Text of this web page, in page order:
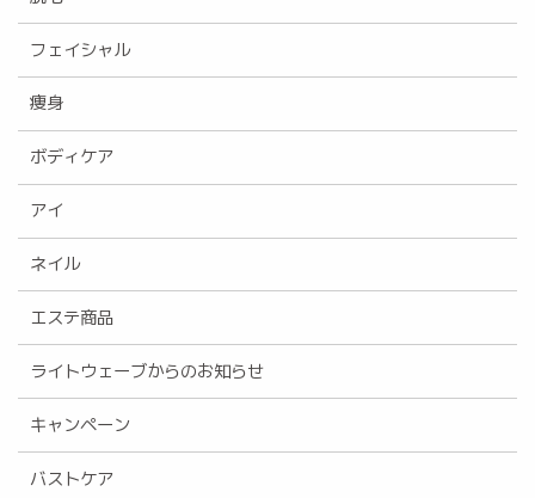
フェイシャル
痩身
ボディケア
アイ
ネイル
エステ商品
ライトウェーブからのお知らせ
キャンペーン
バストケア